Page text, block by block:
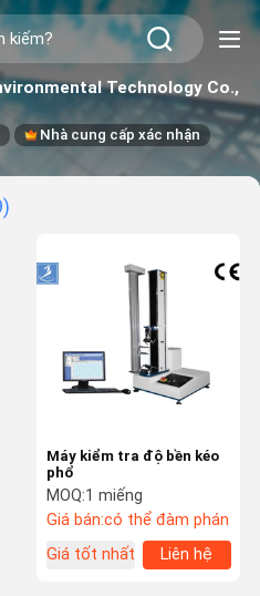
Technology Co.,
Nhà cung cấp xác nhận
Máy kiểm tra độ bền kéo
phổ
MOQ:1 miếng
Giá bán:có thể đàm phán
Giá tốt nhất
Liên hệ